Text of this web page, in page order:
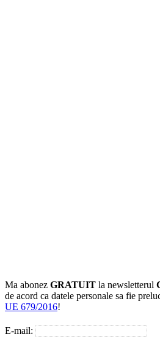
Ma abonez GRATUIT la newsletterul
de acord ca datele personale sa fie
UE 679/2016!
E-mail: